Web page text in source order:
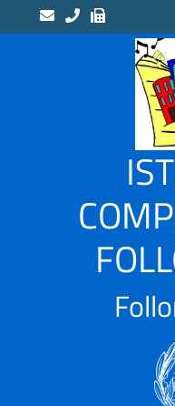
“LUCA
PACIOLI”
Indirizzo
Musicale
“CAMPI
ALTI”
Scuola
Infanzia